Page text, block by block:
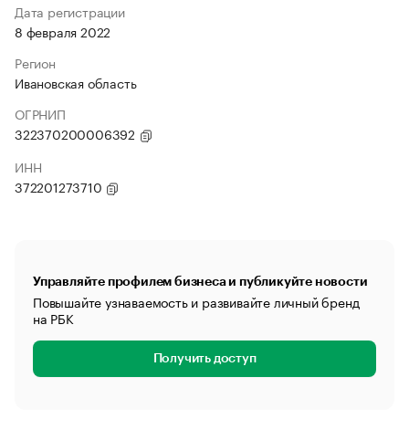
Дата регистрации
8 февраля 2022
Регион
Ивановская область
ОГРНИП
322370200006392
ИНН
372201273710
Управляйте профилем бизнеса и публикуйте новости
Повышайте узнаваемость и развивайте личный бренд
на РБК
Получить доступ